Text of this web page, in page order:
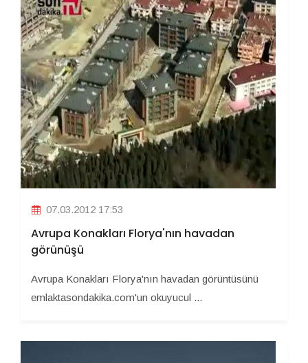
07.03.2012 17:53
Avrupa Konakları Florya'nın havadan
görünüşü
Avrupa Konakları Florya'nın havadan görüntüsünü
emlaktasondakika.com'un okuyucul ...